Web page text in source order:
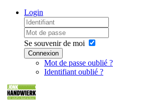
Login
Se souvenir de moi
Connexion
Mot de passe oublié ?
Identifiant oublié ?